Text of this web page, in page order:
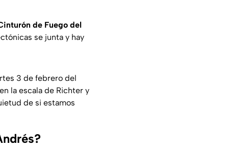
de Fuego del
se junta y hay
3 de febrero del
la escala de Richter y
de si estamos